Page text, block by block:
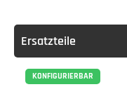
Ersatzteile
KONFIGURIERBAR